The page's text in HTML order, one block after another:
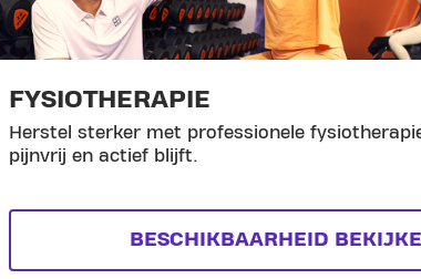
FYSIOTHERAPIE
Herstel sterker met professionele
pijnvrij en actief blijft.
BESCHIKBAARHEID